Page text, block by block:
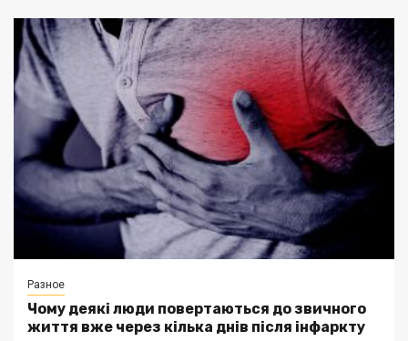
Разное
Чому деякі люди повертаються до звичного
життя вже через кілька днів після інфаркту